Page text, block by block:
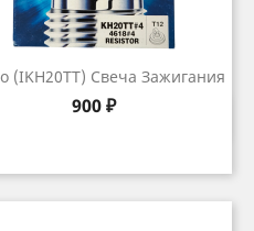
(IKH20TT) Свеча Зажигания
Цена
900 ₽
Быстрый просмотр